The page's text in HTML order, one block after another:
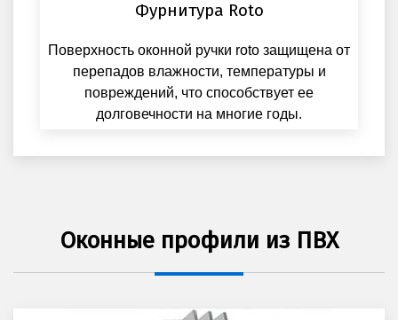
Фурнитура Roto
Поверхность оконной ручки roto защищена от
перепадов влажности, температуры и
повреждений, что способствует ее
долговечности на многие годы.
Оконные профили из ПВХ